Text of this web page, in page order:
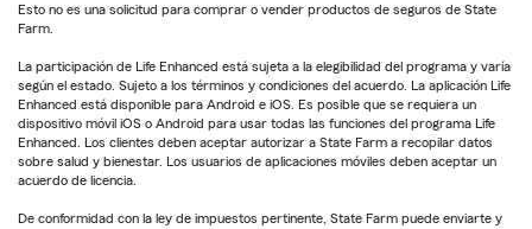
Esto no es una solicitud para comprar o vender productos de seguros de State
Farm.
La participación de Life Enhanced está sujeta a la elegibilidad del programa y varía
según el estado. Sujeto a los términos y condiciones del acuerdo. La aplicación Life
Enhanced está disponible para Android e iOS. Es posible que se requiera un
dispositivo móvil iOS o Android para usar todas las funciones del programa Life
Enhanced. Los clientes deben aceptar autorizar a State Farm a recopilar datos
sobre salud y bienestar. Los usuarios de aplicaciones móviles deben aceptar un
acuerdo de licencia.
De conformidad con la ley de impuestos pertinente, State Farm puede enviarte y